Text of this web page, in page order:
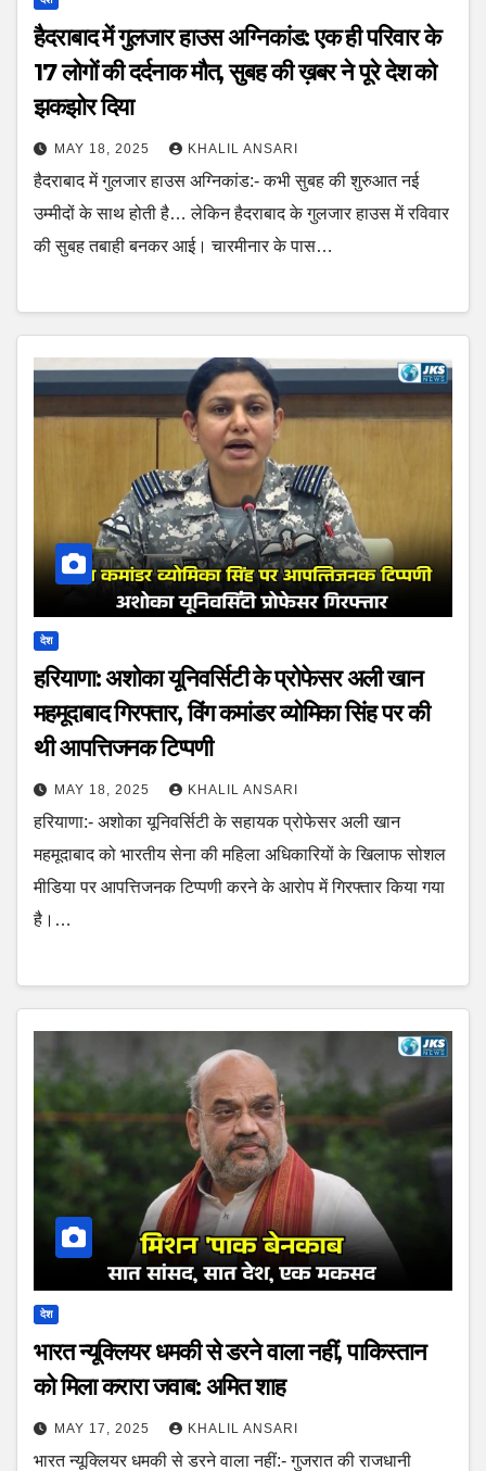
हैदराबाद में गुलजार हाउस अग्निकांड: एक ही परिवार के
17 लोगों की दर्दनाक मौत, सुबह की ख़बर ने पूरे देश को
झकझोर दिया
MAY 18, 2025 KHALIL ANSARI
हैदराबाद में गुलजार हाउस अग्निकांड:- कभी सुबह की शुरुआत नई
उम्मीदों के साथ होती है… लेकिन हैदराबाद के गुलजार हाउस में रविवार
की सुबह तबाही बनकर आई। चारमीनार के पास…
देश
हरियाणा: अशोका यूनिवर्सिटी के प्रोफेसर अली खान
महमूदाबाद गिरफ्तार, विंग कमांडर व्योमिका सिंह पर की
थी आपत्तिजनक टिप्पणी
MAY 18, 2025 KHALIL ANSARI
हरियाणा:- अशोका यूनिवर्सिटी के सहायक प्रोफेसर अली खान
महमूदाबाद को भारतीय सेना की महिला अधिकारियों के खिलाफ सोशल
मीडिया पर आपत्तिजनक टिप्पणी करने के आरोप में गिरफ्तार किया गया
है।…
देश
भारत न्यूक्लियर धमकी से डरने वाला नहीं, पाकिस्तान
को मिला करारा जवाब: अमित शाह
MAY 17, 2025 KHALIL ANSARI
भारत न्यूक्लियर धमकी से डरने वाला नहीं:- गुजरात की राजधानी